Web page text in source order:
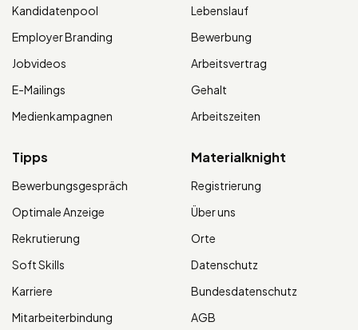
Kandidatenpool
Employer Branding
Jobvideos
E-Mailings
Medienkampagnen
Lebenslauf
Bewerbung
Arbeitsvertrag
Gehalt
Arbeitszeiten
Tipps
Bewerbungsgespräch
Optimale Anzeige
Rekrutierung
Soft Skills
Karriere
Mitarbeiterbindung
Materialknight
Registrierung
Über uns
Orte
Datenschutz
Bundesdatenschutz
AGB